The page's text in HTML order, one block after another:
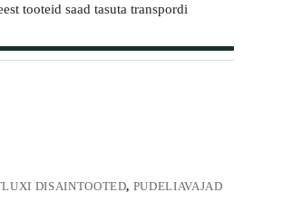
tooteid saad tasuta transpordi
DISAINTOOTED, PUDELIAVAJAD